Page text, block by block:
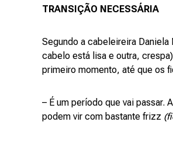
TRANSIÇÃO NECESSÁRIA
Segundo a cabeleireira
cabelo está lisa e outra,
primeiro momento, até que os
– É um período que vai passar.
podem vir com bastante frizz